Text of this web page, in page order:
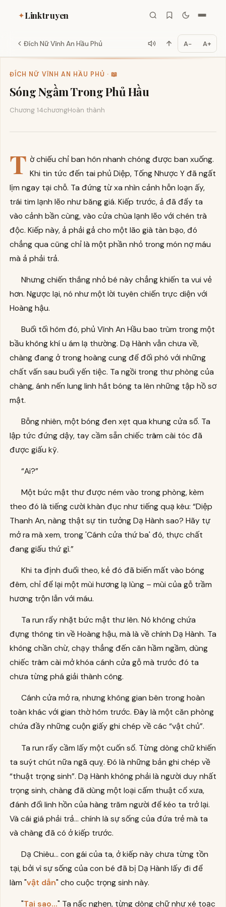
✦Linktruyen
Đích Nữ Vĩnh An Hầu Phủ A− A+
ĐÍCH NỮ VĨNH AN HẦU PHỦ · 📖
Sóng Ngầm Trong Phủ Hầu
Chương 14chươngHoàn thành
T ờ chiếu chỉ ban hôn nhanh chóng được ban xuống.
Khi tin tức đến tai phủ Diệp, Tống Nhược Y đã ngất
lịm ngay tại chỗ. Ta đứng từ xa nhìn cảnh hỗn loạn ấy,
trái tim lạnh lẽo như băng giá. Kiếp trước, ả đã đẩy ta
vào cảnh bần cùng, vào cửa chùa lạnh lẽo với chén trà
độc. Kiếp này, ả phải gả cho một lão già tàn bạo, đó
chẳng qua cũng chỉ là một phần nhỏ trong món nợ máu
mà ả phải trả.
Nhưng chiến thắng nhỏ bé này chẳng khiến ta vui vẻ
hơn. Ngược lại, nó như một lời tuyên chiến trực diện với
Hoàng hậu.
Buổi tối hôm đó, phủ Vĩnh An Hầu bao trùm trong một
bầu không khí u ám lạ thường. Dạ Hành vẫn chưa về,
chàng đang ở trong hoàng cung để đối phó với những
chất vấn sau buổi yến tiệc. Ta ngồi trong thư phòng của
chàng, ánh nến lung linh hắt bóng ta lên những tập hồ sơ
mật.
Bỗng nhiên, một bóng đen xẹt qua khung cửa sổ. Ta
lập tức đứng dậy, tay cầm sẵn chiếc trâm cài tóc đã
được giấu kỹ.
“Ai?”
Một bức mật thư được ném vào trong phòng, kèm
theo đó là tiếng cười khàn đục như tiếng quạ kêu: “Diệp
Thanh An, nàng thật sự tin tưởng Dạ Hành sao? Hãy tự
mở ra mà xem, trong 'Cánh cửa thứ ba' đó, thực chất
đang giấu thứ gì.”
Khi ta định đuổi theo, kẻ đó đã biến mất vào bóng
đêm, chỉ để lại một mùi hương lạ lùng – mùi của gỗ trầm
hương trộn lẫn với máu.
Ta run rẩy nhặt bức mật thư lên. Nó không chứa
đựng thông tin về Hoàng hậu, mà là về chính Dạ Hành. Ta
không chần chừ, chạy thẳng đến căn hầm ngầm, dùng
chiếc trâm cài mở khóa cánh cửa gỗ mà trước đó ta
chưa từng phá giải thành công.
Cánh cửa mở ra, nhưng không gian bên trong hoàn
toàn khác với gian thờ hôm trước. Đây là một căn phòng
chứa đầy những cuộn giấy ghi chép về các “vật chủ”.
Ta run rẩy cầm lấy một cuốn sổ. Từng dòng chữ khiến
ta suýt chút nữa ngã quỵ. Đó là những bản ghi chép về
“thuật trọng sinh”. Dạ Hành không phải là người duy nhất
trọng sinh, chàng đã dùng một loại cấm thuật cổ xưa,
đánh đổi linh hồn của hàng trăm người để kéo ta trở lại.
Và cái giá phải trả... chính là sự sống của đứa trẻ mà ta
và chàng đã có ở kiếp trước.
Dạ Chiêu... con gái của ta, ở kiếp này chưa từng tồn
tại, bởi vì sự sống của con bé đã bị Dạ Hành lấy đi để
làm "vật dẫn" cho cuộc trọng sinh này.
"Tại sao..." Ta nấc nghẹn, từng dòng chữ như xé toạc